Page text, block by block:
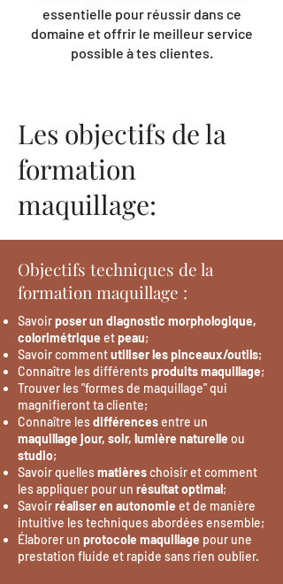
essentielle pour réussir dans ce
domaine et offrir le meilleur service
possible à tes clientes.
Les objectifs de la
formation
maquillage:
Objectifs techniques de la
formation maquillage :
Savoirposer un diagnostic morphologique,
colorimétrique etpeau;
Savoir commentutiliser les pinceaux/outils;
Connaître les différentsproduits maquillage;
Trouver les "formes de maquillage" qui
magnifieront ta cliente;
Connaître lesdifférencesentre un
maquillage jour, soir, lumière naturelle ou
studio;
Savoir quellesmatièreschoisir et comment
les appliquer pour un résultat optimal;
Savoirréaliser en autonomie et de manière
intuitive les techniques abordées ensemble;
Élaborer un protocole maquillage pour une
prestation fluide et rapide sans rien oublier.